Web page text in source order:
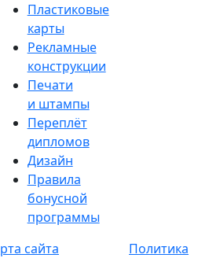
Пластиковые
карты
Рекламные
конструкции
Печати
и штампы
Переплёт
дипломов
Дизайн
Правила
бонусной
программы
сайта
Политика